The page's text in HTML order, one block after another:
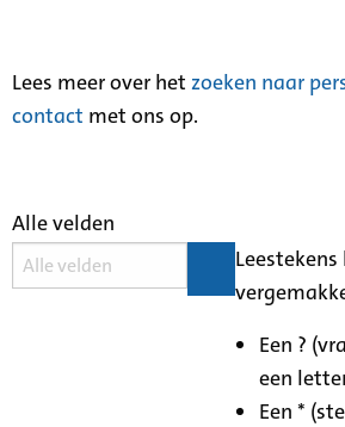
Lees meer over het zoeken naar
contact met ons op.
Alle velden
Een ?
een
Een *